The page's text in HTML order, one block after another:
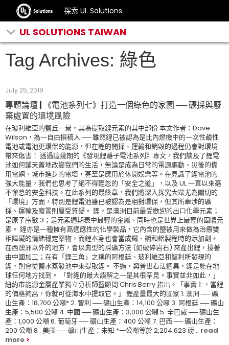
探索 UL Solutions
UL SOLUTIONS TAIWAN
Tag Archives: 綠色
July 25, 2019
專題論壇 | 《電池系列七》打造一個綠色的家園 ── 礦採與廢
棄處置的環境風險
在玻利維亞的鹽丘一景，其為提取鋰元素的其中部份 本文作者：Dave
Wilson，為一自由撰稿人 ── 雖然鋰已被認為是比內燃機中的一次性鹼性
電池或電池更環保的能源，但在鋰的開採、運輸和銷毀的過程仍會對環境
帶來傷害！ 透過這幾期的《發現鋰離子電池系列》專文，我們談及了鋰電
池如何鋪天蓋地改變我們的生活，無論是成為日常的電源驅動、災後的備
用電網、城市進步的電塔，甚至是應用於休閒娛樂等。在見識了鋰電池的
強大能量，我們也思考了絕不得輕忽的「安全之道」，以及 UL 一直以來亳
不懈怠的安全科技。在此系列的最終章，我們將深入探究大眾尤為關切的
「環境」方面，特別是鋰電池雖已被認為是相對環保，但其所牽涉的礦
採、運輸及廢置則屢受質疑。 鋰，是澳洲目前最受歡迎的出口化學元素；
是原子序數 3；是元素週期表中最輕的金屬、同時也是世界上最輕的固體元
素。 鋰亦是一種擁有高適應性的化學製品，它內含的鹽被用來做為治療雙
相障礙的情緒穩定藥物，而鋰本身也會當成鐵、鋼和鋁製程時的添加劑。
在西澳洲以外的地方，會以典型的採礦方法 (如破碎岩石) 來產出鋰，接著
由中國加工；在有「鋰三角」之稱的阿根廷、玻利維亞和智利所發現的
鋰，則會從鹽水蒸發池中來提取鋰。 不過，與普世看法迥異，鋰是能在地
球任何地方找到。 「對鋰的最大誤解之一是其很罕見。事實並非如此，」
紐約市能源金屬產業獨立分析師暨顧問 Chris Berry 指出。「事實上，當鋰
的價格夠高，你就可從海水中提取它。」 鋰產量最大的國家 1. 澳洲 ── 礦
山生產：18,700 公噸* 2. 智利 ── 礦山生產：14,100 公噸 3. 阿根廷 ── 礦山
生產：5,500 公噸 4. 中國 ── 礦山生產：3,000 公噸 5. 辛巴威 ── 礦山生
產：1,000 公噸 6. 葡萄牙 ── 礦山生產：400 公噸 7. 巴西 ── 礦山生產：
200 公噸 8 . 美國 ── 礦山生產：未知 *一公噸等於 2,204.623 磅... read
more